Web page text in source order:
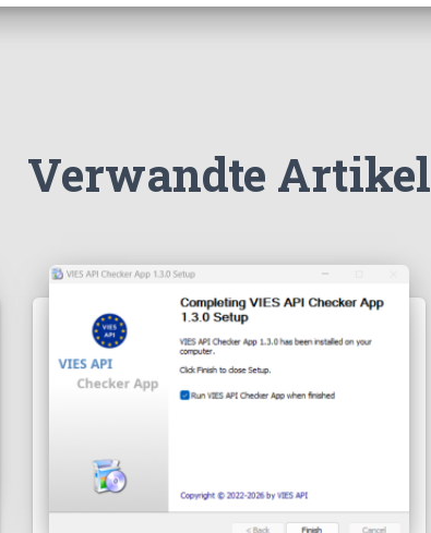
Verwandte Artikel